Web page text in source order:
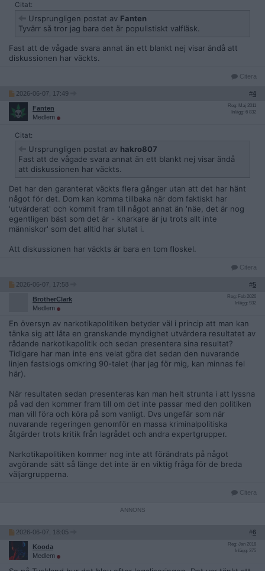
Citat:
Ursprungligen postat av Fanten
Tyvärr så tror jag bara det är populistiskt valfläsk.
Fast att de vågade svara annat än ett blankt nej visar ändå att
diskussionen har väckts.
Citera
2026-06-07, 17:49 #4
Fanten
Medlem
Reg: Maj 2011
Inlägg: 6 832
Citat:
Ursprungligen postat av hakro807
Fast att de vågade svara annat än ett blankt nej visar ändå
att diskussionen har väckts.
Det har den garanterat väckts flera gånger utan att det har hänt
något för det. Dom kan komma tillbaka när dom faktiskt har
'utvärderat' och kommit fram till något annat än 'näe, det är nog
egentligen bäst som det är - knarkare är ju trots allt inte
människor' som det alltid har slutat i.
Att diskussionen har väckts är bara en tom floskel.
Citera
2026-06-07, 17:58 #5
BrotherClark
Medlem
Reg: Feb 2026
Inlägg: 932
En översyn av narkotikapolitiken betyder väl i princip att man kan
tänka sig att låta en granskande myndighet utvärdera resultatet av
rådande narkotikapolitik och sedan presentera sina resultat?
Tidigare har man inte ens velat göra det sedan den nuvarande
linjen fastslogs omkring 90-talet (har jag för mig, kan minnas fel
här).
När resultaten sedan presenteras kan man helt strunta i att lyssna
på vad den kommer fram till om det inte passar med den politiken
man vill föra och köra på som vanligt. Dvs ungefär som när
nuvarande regeringen genomför en massa kriminalpolitiska
åtgärder trots kritik från lagrådet och andra expertgrupper.
Narkotikapolitiken kommer nog inte att förändrats på något
avgörande sätt så länge det inte är en viktig fråga för de breda
väljargrupperna.
Citera
2026-06-07, 18:05 #6
Kooda
Medlem
Reg: Jan 2018
Inlägg: 375